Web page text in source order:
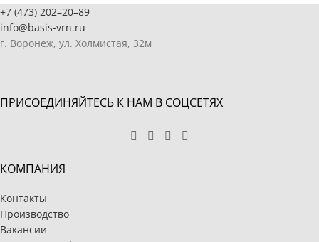
+7 (473) 202–20–89
info@basis-vrn.ru
г. Воронеж, ул. Холмистая, 32м
ПРИСОЕДИНЯЙТЕСЬ К НАМ В СОЦСЕТЯХ
КОМПАНИЯ
Контакты
Производство
Вакансии